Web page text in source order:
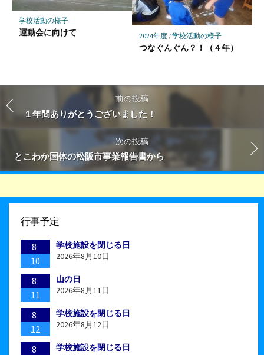
学校活動の様子
運動会に向けて 2024年度/学校活動の様子
つなぐんぐん？！（４年）
前の投稿
１年間ありがとうございました！
次の投稿
とこわか国体の松阪市事業報告書から
行事予定
8
10
学校施設を閉じる日
2026年8月10日
8
11
山の日
2026年8月11日
8
12
学校施設を閉じる日
2026年8月12日
8
学校施設を閉じる日